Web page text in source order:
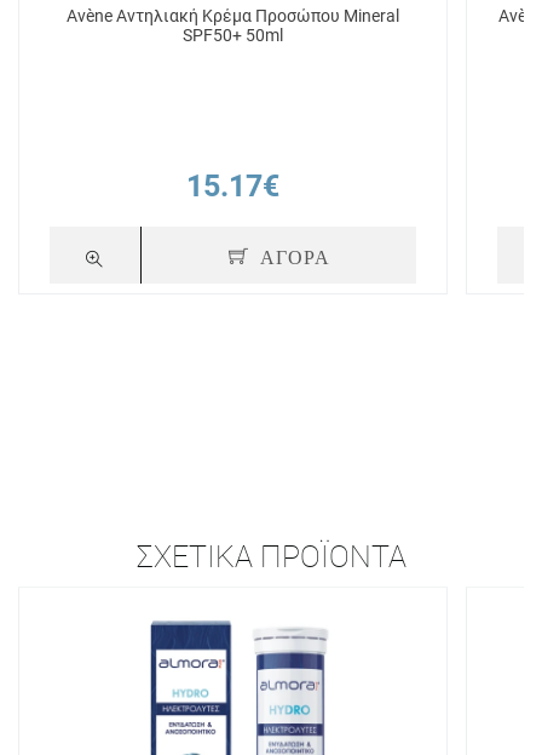
Avène Αντηλιακή Κρέμα Προσώπου Μineral
SPF50+ 50ml
15.17€
ΑΓΟΡΑ
ΣΧΕΤΙΚΆ ΠΡΟΪΌΝΤΑ